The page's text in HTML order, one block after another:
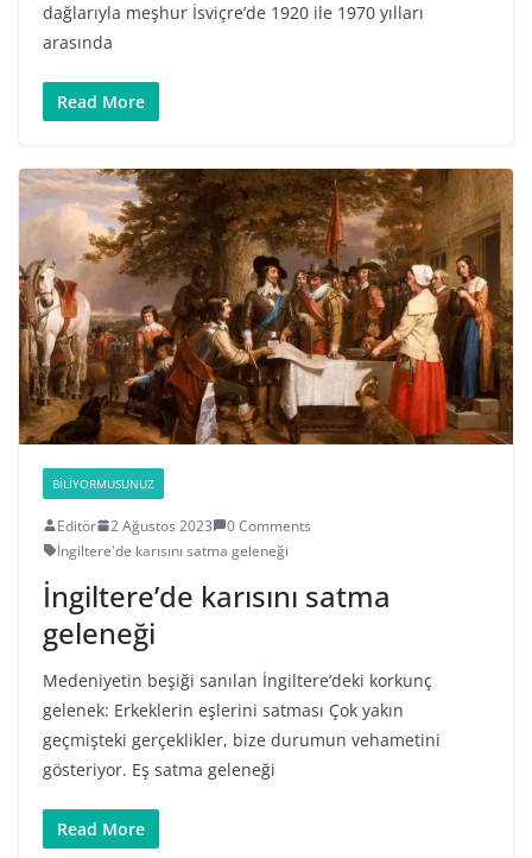
dağlarıyla meşhur İsviçre’de 1920 ile 1970 yılları
arasında
Read More
BILIYORMUSUNUZ
Editör 2 Ağustos 2023
0 Comments
İngiltere'de karısını satma geleneği
İngiltere’de karısını satma
geleneği
Medeniyetin beşiği sanılan İngiltere’deki korkunç
gelenek: Erkeklerin eşlerini satması Çok yakın
geçmişteki gerçeklikler, bize durumun vehametini
gösteriyor. Eş satma geleneği
Read More